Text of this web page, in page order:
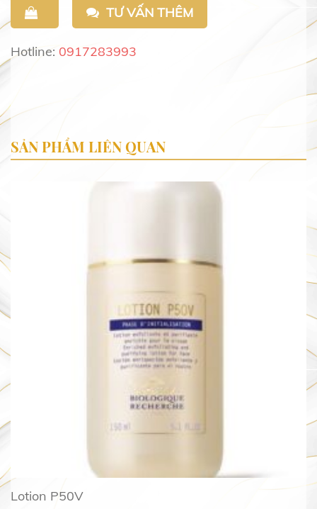
TƯ VẤN THÊM
Hotline: 0917283993
SẢN PHẨM LIÊN QUAN
Lotion P50V